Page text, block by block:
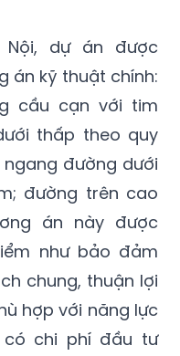
Nội, dự án được
án kỹ thuật chính:
cầu cạn với tim
thấp theo quy
đường dưới
đường trên cao
án này được
như bảo đảm
chung, thuận lợi
hợp với năng lực
chi phí đầu tư